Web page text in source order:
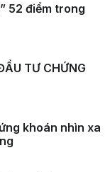
52 điểm trong
TƯ CHỨNG
khoán nhìn xa